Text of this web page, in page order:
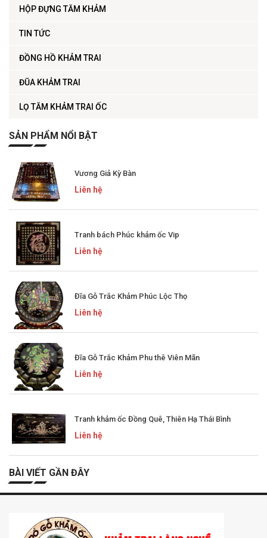
HỘP ĐỰNG TĂM KHẢM
TIN TỨC
ĐỒNG HỒ KHẢM TRAI
ĐŨA KHẢM TRAI
LỌ TĂM KHẢM TRAI ỐC
SẢN PHẨM NỔI BẬT
Vương Giả Kỳ Bàn
Liên hệ
Tranh bách Phúc khảm ốc Vip
Liên hệ
Đĩa Gỗ Trắc Khảm Phúc Lộc Thọ
Liên hệ
Đĩa Gỗ Trắc Khảm Phu thê Viên Mãn
Liên hệ
Tranh khảm ốc Đồng Quê, Thiên Hạ Thái Bình
Liên hệ
BÀI VIẾT GẦN ĐÂY